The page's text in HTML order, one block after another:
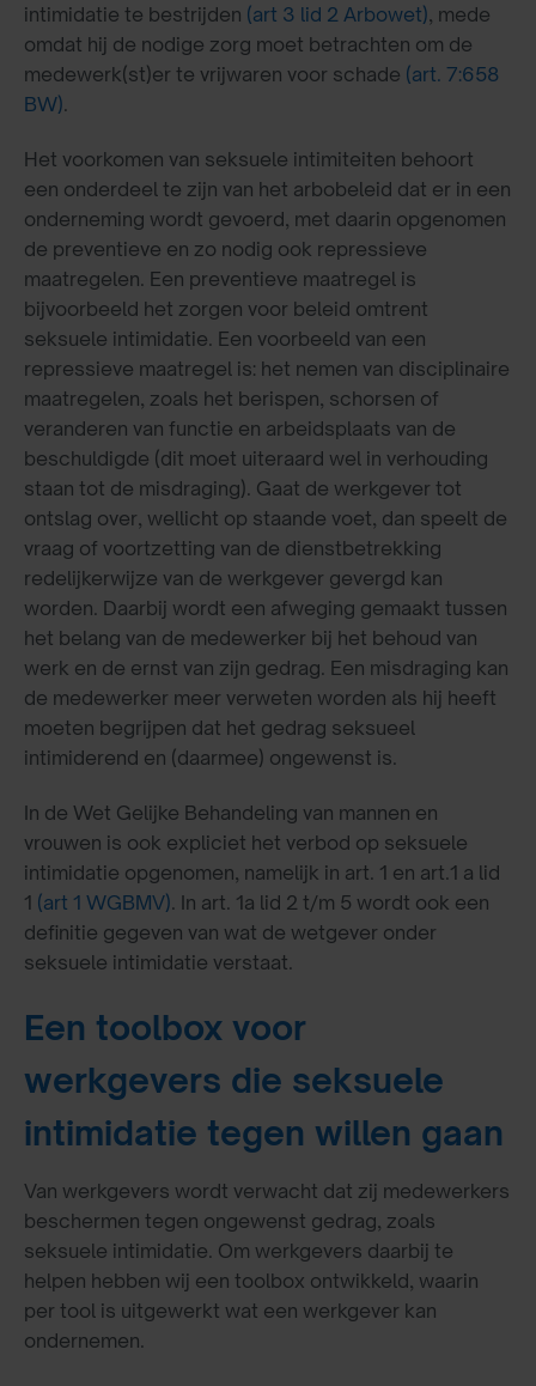
intimidatie te bestrijden (art 3 lid 2 Arbowet), mede
omdat hij de nodige zorg moet betrachten om de
medewerk(st)er te vrijwaren voor schade (art. 7:658
BW).
Het voorkomen van seksuele intimiteiten behoort
een onderdeel te zijn van het arbobeleid dat er in een
onderneming wordt gevoerd, met daarin opgenomen
de preventieve en zo nodig ook repressieve
maatregelen. Een preventieve maatregel is
bijvoorbeeld het zorgen voor beleid omtrent
seksuele intimidatie. Een voorbeeld van een
repressieve maatregel is: het nemen van disciplinaire
maatregelen, zoals het berispen, schorsen of
veranderen van functie en arbeidsplaats van de
beschuldigde (dit moet uiteraard wel in verhouding
staan tot de misdraging). Gaat de werkgever tot
ontslag over, wellicht op staande voet, dan speelt de
vraag of voortzetting van de dienstbetrekking
redelijkerwijze van de werkgever gevergd kan
worden. Daarbij wordt een afweging gemaakt tussen
het belang van de medewerker bij het behoud van
werk en de ernst van zijn gedrag. Een misdraging kan
de medewerker meer verweten worden als hij heeft
moeten begrijpen dat het gedrag seksueel
intimiderend en (daarmee) ongewenst is.
In de Wet Gelijke Behandeling van mannen en
vrouwen is ook expliciet het verbod op seksuele
intimidatie opgenomen, namelijk in art. 1 en art.1 a lid
1 (art 1 WGBMV). In art. 1a lid 2 t/m 5 wordt ook een
definitie gegeven van wat de wetgever onder
seksuele intimidatie verstaat.
Een toolbox voor
werkgevers die seksuele
intimidatie tegen willen gaan
Van werkgevers wordt verwacht dat zij medewerkers
beschermen tegen ongewenst gedrag, zoals
seksuele intimidatie. Om werkgevers daarbij te
helpen hebben wij een toolbox ontwikkeld, waarin
per tool is uitgewerkt wat een werkgever kan
ondernemen.